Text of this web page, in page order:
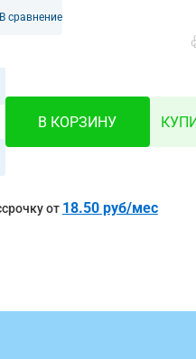
сравнение
В КОРЗИНУ
от 18.50 руб/мес